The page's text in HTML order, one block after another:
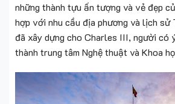
những thành tựu ấn tượng và vẻ đẹp
hợp với nhu cầu địa phương và lịch sử
đã xây dựng cho Charles III, người có
thành trung tâm Nghệ thuật và Khoa